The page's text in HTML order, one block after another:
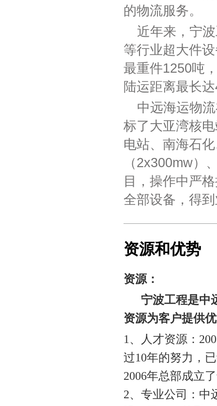
的物流服务。
近年来，宁
等行业超大件
最重件1250吨
陆运距离最长
中远海运物
标了大亚湾核
电站、南海石
（2x300mw）
目，操作中严
全部设备，得
资源和优势
资源：
宁波工程是中
资源为客户提供
1、人才资源：
过10年的努力，
2006年总部成立
2、专业公司：中